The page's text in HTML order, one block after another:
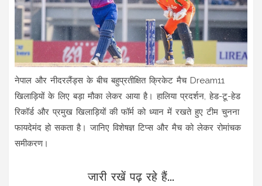
नेपाल और नीदरलैंड्स के बीच बहुप्रतीक्षित क्रिकेट मैच Dream11
खिलाड़ियों के लिए बड़ा मौका लेकर आया है। हालिया प्रदर्शन, हेड-टू-हेड
रिकॉर्ड और प्रमुख खिलाड़ियों की फॉर्म को ध्यान में रखते हुए टीम चुनना
फायदेमंद हो सकता है। जानिए विशेषज्ञ टिप्स और मैच को लेकर रोमांचक
समीकरण।
जारी रखें पढ़ रहे हैं...